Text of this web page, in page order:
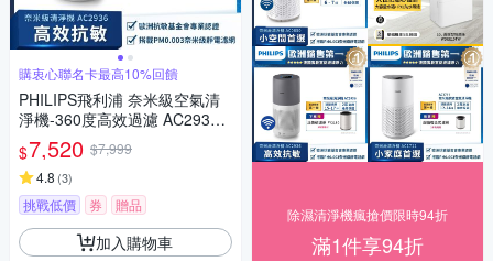
購衷心聯名卡最高10%回饋
PHILIPS飛利浦 奈米級空氣清
淨機-360度高效過濾 AC2936
適用17坪
$7,520 $7,999
4.8 (3)
挑戰低價 券 贈品
加入購物車
除濕清淨機瘋搶價限時94折
滿1件享94折